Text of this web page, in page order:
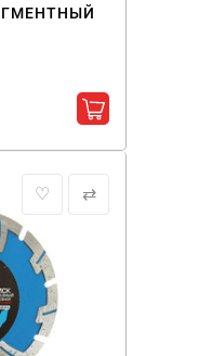
Добавить в
♡ ⇄